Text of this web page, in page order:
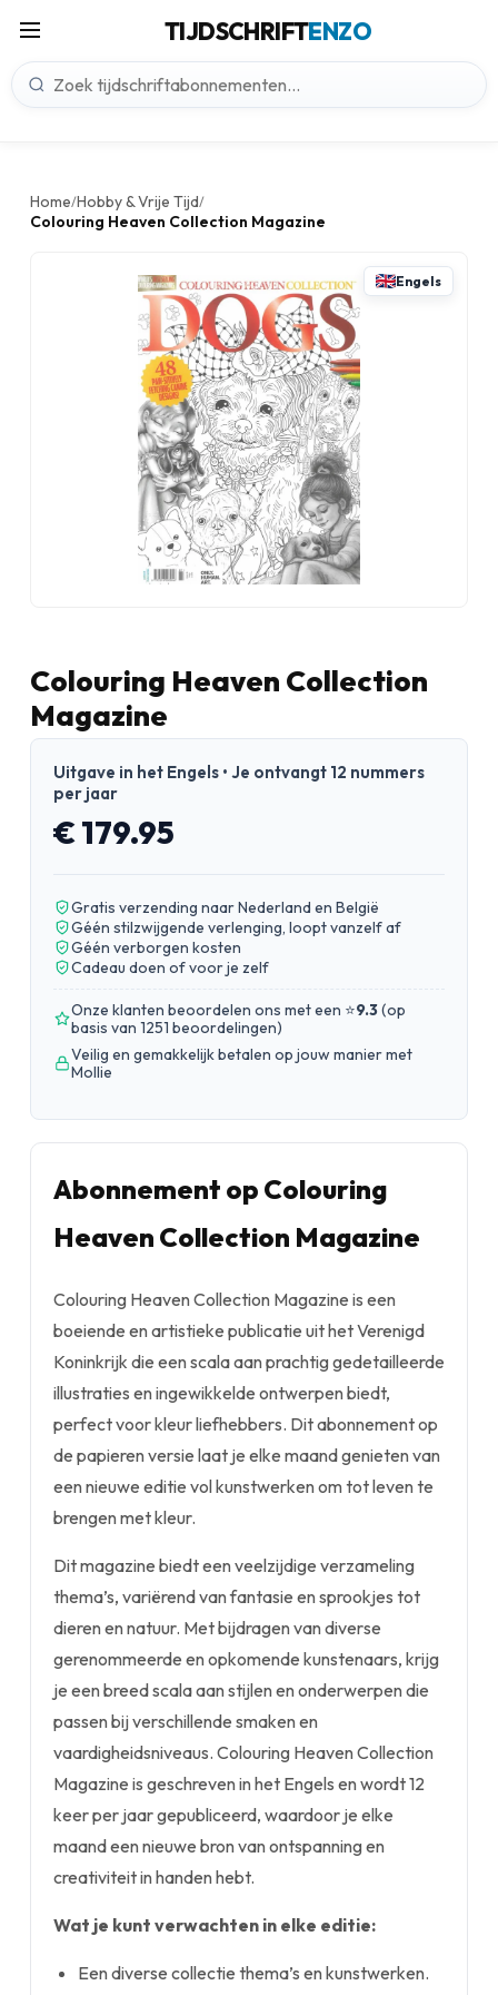
TIJDSCHRIFTENZO
Home/Hobby & Vrije Tijd/
Colouring Heaven Collection Magazine
Engels
Colouring Heaven Collection
Magazine
Uitgave in het Engels • Je ontvangt 12 nummers
per jaar
€ 179.95
Gratis verzending naar Nederland en België
Géén stilzwijgende verlenging, loopt vanzelf af
Géén verborgen kosten
Cadeau doen of voor je zelf
Onze klanten beoordelen ons met een ⭐9.3(op
basis van 1251 beoordelingen)
Veilig en gemakkelijk betalen op jouw manier met
Mollie
Abonnement op Colouring
Heaven Collection Magazine
Colouring Heaven Collection Magazine is een
boeiende en artistieke publicatie uit het Verenigd
Koninkrijk die een scala aan prachtig gedetailleerde
illustraties en ingewikkelde ontwerpen biedt,
perfect voor kleur liefhebbers. Dit abonnement op
de papieren versie laat je elke maand genieten van
een nieuwe editie vol kunstwerken om tot leven te
brengen met kleur.
Dit magazine biedt een veelzijdige verzameling
thema’s, variërend van fantasie en sprookjes tot
dieren en natuur. Met bijdragen van diverse
gerenommeerde en opkomende kunstenaars, krijg
je een breed scala aan stijlen en onderwerpen die
passen bij verschillende smaken en
vaardigheidsniveaus. Colouring Heaven Collection
Magazine is geschreven in het Engels en wordt 12
keer per jaar gepubliceerd, waardoor je elke
maand een nieuwe bron van ontspanning en
creativiteit in handen hebt.
Wat je kunt verwachten in elke editie:
Een diverse collectie thema’s en kunstwerken.